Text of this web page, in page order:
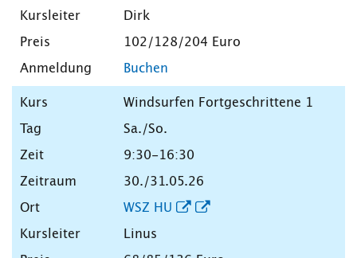
Dirk
102/128/204 Euro
Buchen
Windsurfen Fortgeschrittene 1
Sa./So.
9:30-16:30
30./31.05.26
WSZ HU
Linus